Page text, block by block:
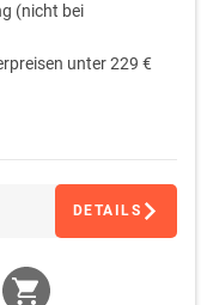
(nicht bei
unter 229 €
Luxus-Suite
DETAILS